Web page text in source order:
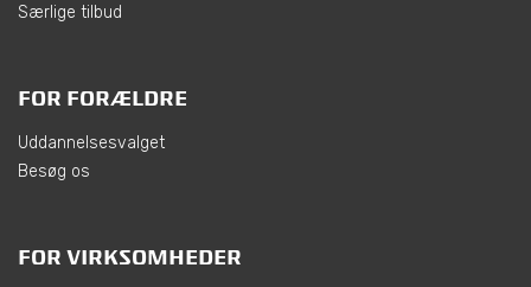
Særlige tilbud
FOR FORÆLDRE
Uddannelsesvalget
Besøg os
FOR VIRKSOMHEDER